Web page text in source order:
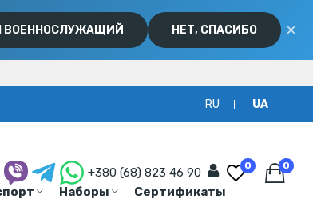
ВОЕННОСЛУЖАЩИЙ НЕТ, СПАСИБО ✕
RU UA
Наборы
Сертификаты
+380 (68) 823 46 90 0 0